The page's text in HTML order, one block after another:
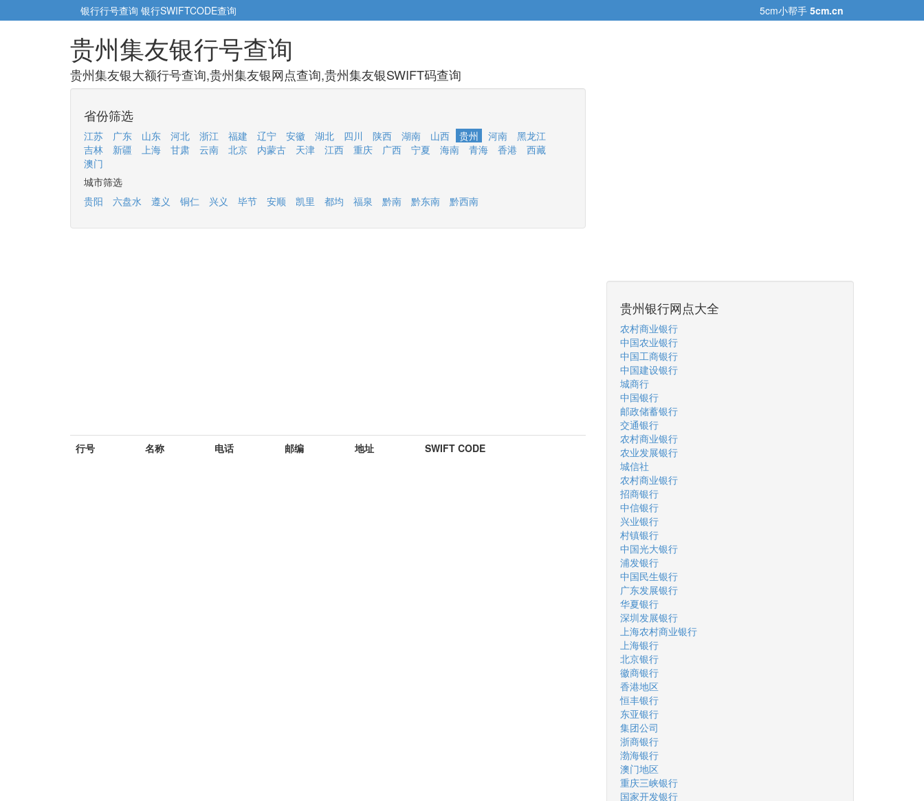
银行行号查询 银行SWIFTCODE查询 5cm小帮手 5cm.cn
贵州集友银行号查询
贵州集友银大额行号查询,贵州集友银网点查询,贵州集友银SWIFT码查询
省份筛选
江苏 广东 山东 河北 浙江 福建 辽宁 安徽 湖北 四川 陕西 湖南 山西 贵州 河南
黑龙江
吉林
新疆 上海 甘肃 云南 北京 内蒙古 天津 江西 重庆 广西 宁夏 海南 青海 香港
西藏
澳门
城市筛选
贵阳
六盘水 遵义 铜仁 兴义 毕节 安顺 凯里 都均 福泉 黔南 黔东南 黔西南
行号 名称 电话 邮编 地址 SWIFT CODE
贵州银行网点大全
农村商业银行
中国农业银行
中国工商银行
中国建设银行
城商行
中国银行
邮政储蓄银行
交通银行
农村商业银行
农业发展银行
城信社
农村商业银行
招商银行
中信银行
兴业银行
村镇银行
中国光大银行
浦发银行
中国民生银行
广东发展银行
华夏银行
深圳发展银行
上海农村商业银行
上海银行
北京银行
徽商银行
香港地区
恒丰银行
东亚银行
集团公司
浙商银行
渤海银行
澳门地区
重庆三峡银行
国家开发银行